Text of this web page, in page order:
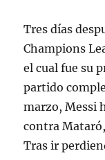
Tres días
Champions
el cual fue su
partido
marzo, Messi
contra
Tras ir